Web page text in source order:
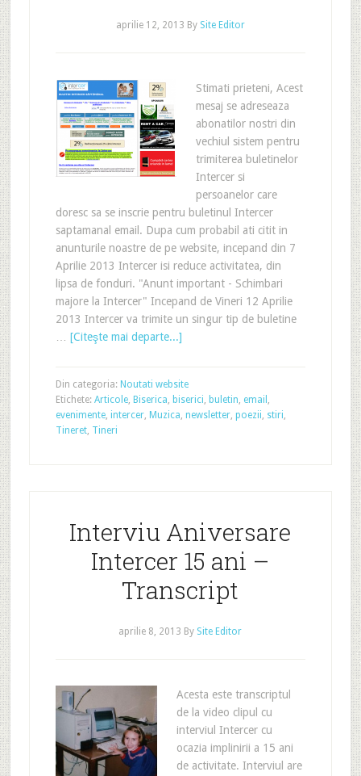
aprilie 12, 2013 By Site Editor
Stimati prieteni, Acest
mesaj se adreseaza
abonatilor nostri din
vechiul sistem pentru
trimiterea buletinelor
Intercer si
persoanelor care
doresc sa se inscrie pentru buletinul Intercer
saptamanal email. Dupa cum probabil ati citit in
anunturile noastre de pe website, incepand din 7
Aprilie 2013 Intercer isi reduce activitatea, din
lipsa de fonduri. "Anunt important - Schimbari
majore la Intercer" Incepand de Vineri 12 Aprilie
2013 Intercer va trimite un singur tip de buletine
[Citeşte mai departe...]
Din categoria: Noutati website
Etichete: Articole, Biserica, biserici, buletin, email ,
evenimente, intercer, Muzica, newsletter, poezii, stiri,
Tineret, Tineri
Interviu Aniversare
Intercer 15 ani –
Transcript
aprilie 8, 2013 By Site Editor
Acesta este transcriptul
de la video clipul cu
interviul Intercer cu
ocazia implinirii a 15 ani
de activitate. Interviul are